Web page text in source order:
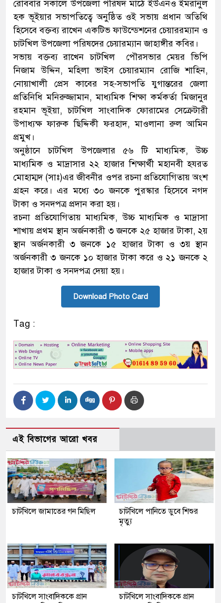
রোববার সকালে উপজেলা পরিষদ মাঠে ইউএনও ইমরানুল
হক ভূইয়ার সভাপতিত্বে অনুষ্ঠিত ওই সভায় প্রধান অতিথি
হিসেবে বক্তব্য রাখেন একটিভ ফাউন্ডেশনের চেয়াররম্যান ও
চাটখিল উপজেলা পরিষদের চেয়ারম্যান জাহাঙ্গীর কবির।
সভায় বক্তব্য রাখেন চাটখিল পৌরসভার মেয়র ভিপি
নিজাম উদ্দিন, মহিলা ভাইস চেয়ারম্যান রোজি শাহিন,
নোয়াখালী প্রেস কাবের সহ-সভাপতি যুগান্তরের জেলা
প্রতিনিধি মনিরুজ্জামান, মাধ্যমিক শিক্ষা কর্মকর্তা মিজানুর
রহমান ভূইয়া, চাটখিল সাংবাদিক ফোরামের সেক্রেটারী
উপাধ্যক্ষ ফারুক ছিদ্দিকী ফরহাদ, মাওলানা রুল আমিন
প্রমুখ।
অনুষ্ঠানে চাটখিল উপজেলার ৫৬ টি মাধ্যমিক, উচ্চ
মাধ্যমিক ও মাদ্রাসার ২২ হাজার শিক্ষার্থী মহানবী হযরত
মোহাম্মদ (সাঃ)এর জীবনীর ওপর রচনা প্রতিযোগিতায় অংশ
গ্রহন করে। এর মধ্যে ৩০ জনকে পুরস্কার হিসেবে নগদ
টাকা ও সনদপত্র প্রদান করা হয়।
রচনা প্রতিযোগিতায় মাধ্যমিক, উচ্চ মাধ্যমিক ও মাদ্রাসা
শাখায় প্রথম স্থান অর্জনকারী ৩ জনকে ২৫ হাজার টাকা, ২য়
স্থান অর্জনকারী ৩ জনকে ১৫ হাজার টাকা ও ৩য় স্থান
অর্জনকারী ৩ জনকে ১০ হাজার টাকা করে ও ২১ জনকে ২
হাজার টাকা ও সনদপত্র দেয়া হয়।
Download Photo Card
Tag :
এই বিভাগের আরো খবর
চাটখিলে জামাতের গন মিছিল
চাটখিলে পানিতে ডুবে শিশুর
মৃত্যু
চাটখিলে সাংবাদিককে প্রান
চাটখিলে সাংবাদিককে প্রান